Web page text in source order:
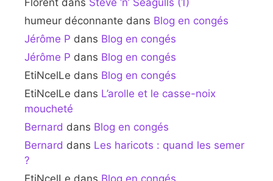
humeur déconnante dans Blog en congés
Jérôme P dans Blog en congés
Jérôme P dans Blog en congés
EtiNcelLe dans Blog en congés
EtiNcelLe dans L’arolle et le casse-noix
moucheté
Bernard dans Blog en congés
Bernard dans Les haricots : quand les semer
?
EtiNcelLe dans Blog en congés